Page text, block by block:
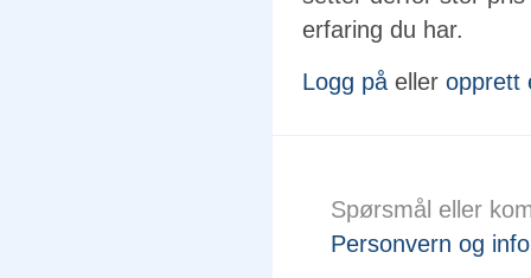
erfaring du har.
Logg på eller opprett
Spørsmål eller
Personvern og